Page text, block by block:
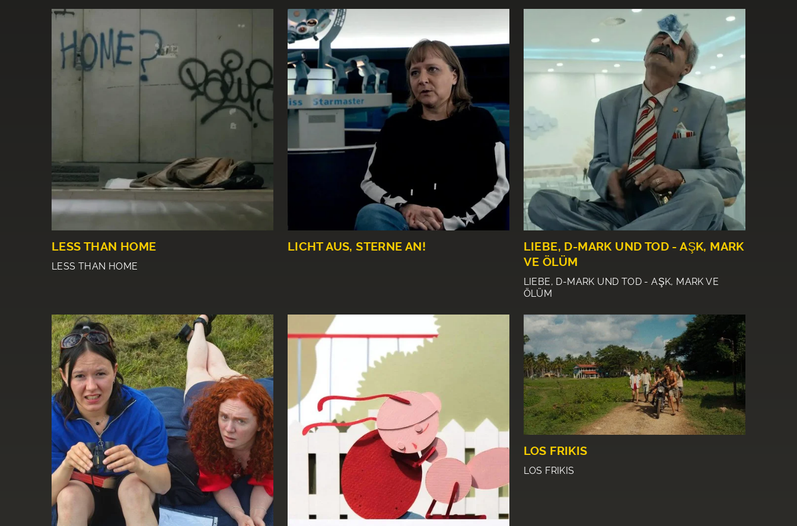
LESS THAN HOME
LESS THAN HOME
LICHT AUS, STERNE AN!
LIEBE, D-MARK UND TOD - AŞK, MARK
VE ÖLÜM
LIEBE, D-MARK UND TOD - AŞK, MARK VE
ÖLÜM
LOS FRIKIS
LOS FRIKIS